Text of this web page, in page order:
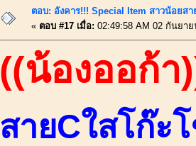
ตอบ: อังคาร!!! Special Item สาวน้อยส
« ตอบ #17 เมื่อ: 02:49:58 AM 02 กันยา
((น้องออก้า
สายCใสโก๊ะ